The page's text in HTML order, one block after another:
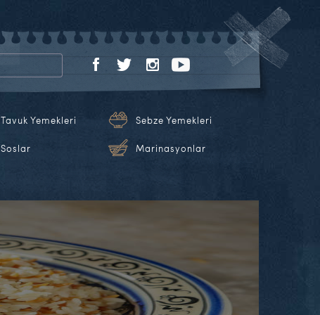
Tavuk Yemekleri Sebze Yemekleri
Soslar Marinasyonlar